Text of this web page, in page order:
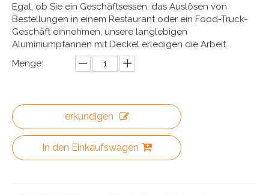
Egal, ob Sie ein Geschäftsessen, das Auslösen von
Bestellungen in einem Restaurant oder ein Food-Truck-
Geschäft einnehmen, unsere langlebigen
Aluminiumpfannen mit Deckel erledigen die Arbeit.
Menge:
erkundigen
In den Einkaufswagen